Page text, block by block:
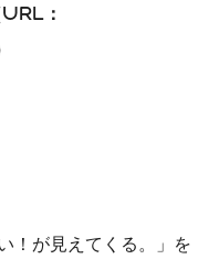
URL
：
が見えてくる。」を